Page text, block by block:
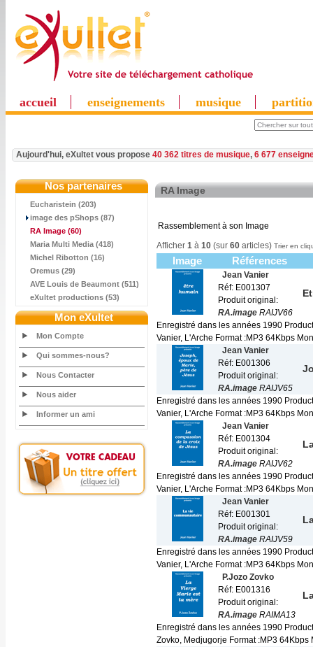
accueil enseignements musique
Aujourd'hui, eXultet vous propose 40 362 titres de musique, 6 677
Nos partenaires
Eucharistein (203)
image des pShops (87)
RA Image (60)
Maria Multi Media (418)
Michel Ribotton (16)
Oremus (29)
AVE Louis de Beaumont (511)
eXultet productions (53)
Mon eXultet
Mon Compte
Qui sommes-nous?
Nous Contacter
Nous aider
Informer un ami
RA Image
Rassemblement à son Image
Afficher 1 à 10 (sur 60 articles) Trier en
Image Références
Jean Vanier
Réf: E001307
Produit original:
RA.image RAIJV66
Enregistré dans les années 1990
Vanier, L'Arche Format :MP3 64Kbps
Jean Vanier
Réf: E001306
Produit original:
RA.image RAIJV65
Enregistré dans les années 1990
Vanier, L'Arche Format :MP3 64Kbps
Jean Vanier
Réf: E001304
Produit original:
RA.image RAIJV62
Enregistré dans les années 1990
Vanier, L'Arche Format :MP3 64Kbps
Jean Vanier
Réf: E001301
Produit original:
RA.image RAIJV59
Enregistré dans les années 1990
Vanier, L'Arche Format :MP3 64Kbps
P.Jozo Zovko
Réf: E001316
Produit original:
RA.image RAIMA13
Enregistré dans les années 1990
Zovko, Medjugorje Format :MP3 64Kbps